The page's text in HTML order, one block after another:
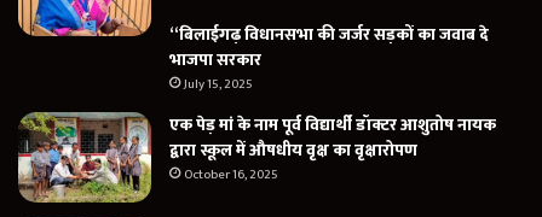
“बिलाईगढ़ विधानसभा की जर्जर सड़कों का जवाब दे
भाजपा सरकार
July 15, 2025
एक पेड़ मां के नाम पूर्व विद्यार्थी डॉक्टर आशुतोष नायक
द्वारा स्कूल में औषधीय वृक्ष का वृक्षारोपण
October 16, 2025